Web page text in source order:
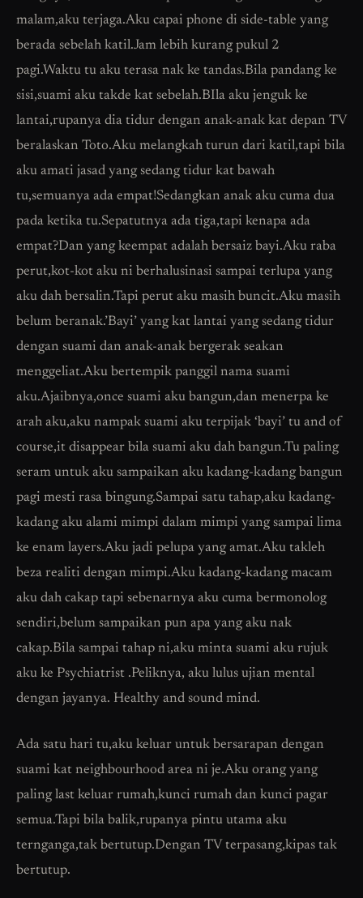
malam,aku terjaga.Aku capai phone di side-table yang
berada sebelah katil.Jam lebih kurang pukul 2
pagi.Waktu tu aku terasa nak ke tandas.Bila pandang ke
sisi,suami aku takde kat sebelah.BIla aku jenguk ke
lantai,rupanya dia tidur dengan anak-anak kat depan TV
beralaskan Toto.Aku melangkah turun dari katil,tapi bila
aku amati jasad yang sedang tidur kat bawah
tu,semuanya ada empat!Sedangkan anak aku cuma dua
pada ketika tu.Sepatutnya ada tiga,tapi kenapa ada
empat?Dan yang keempat adalah bersaiz bayi.Aku raba
perut,kot-kot aku ni berhalusinasi sampai terlupa yang
aku dah bersalin.Tapi perut aku masih buncit.Aku masih
belum beranak.’Bayi’ yang kat lantai yang sedang tidur
dengan suami dan anak-anak bergerak seakan
menggeliat.Aku bertempik panggil nama suami
aku.Ajaibnya,once suami aku bangun,dan menerpa ke
arah aku,aku nampak suami aku terpijak ‘bayi’ tu and of
course,it disappear bila suami aku dah bangun.Tu paling
seram untuk aku sampaikan aku kadang-kadang bangun
pagi mesti rasa bingung.Sampai satu tahap,aku kadang-
kadang aku alami mimpi dalam mimpi yang sampai lima
ke enam layers.Aku jadi pelupa yang amat.Aku takleh
beza realiti dengan mimpi.Aku kadang-kadang macam
aku dah cakap tapi sebenarnya aku cuma bermonolog
sendiri,belum sampaikan pun apa yang aku nak
cakap.Bila sampai tahap ni,aku minta suami aku rujuk
aku ke Psychiatrist .Peliknya, aku lulus ujian mental
dengan jayanya. Healthy and sound mind.
Ada satu hari tu,aku keluar untuk bersarapan dengan
suami kat neighbourhood area ni je.Aku orang yang
paling last keluar rumah,kunci rumah dan kunci pagar
semua.Tapi bila balik,rupanya pintu utama aku
ternganga,tak bertutup.Dengan TV terpasang,kipas tak
bertutup.